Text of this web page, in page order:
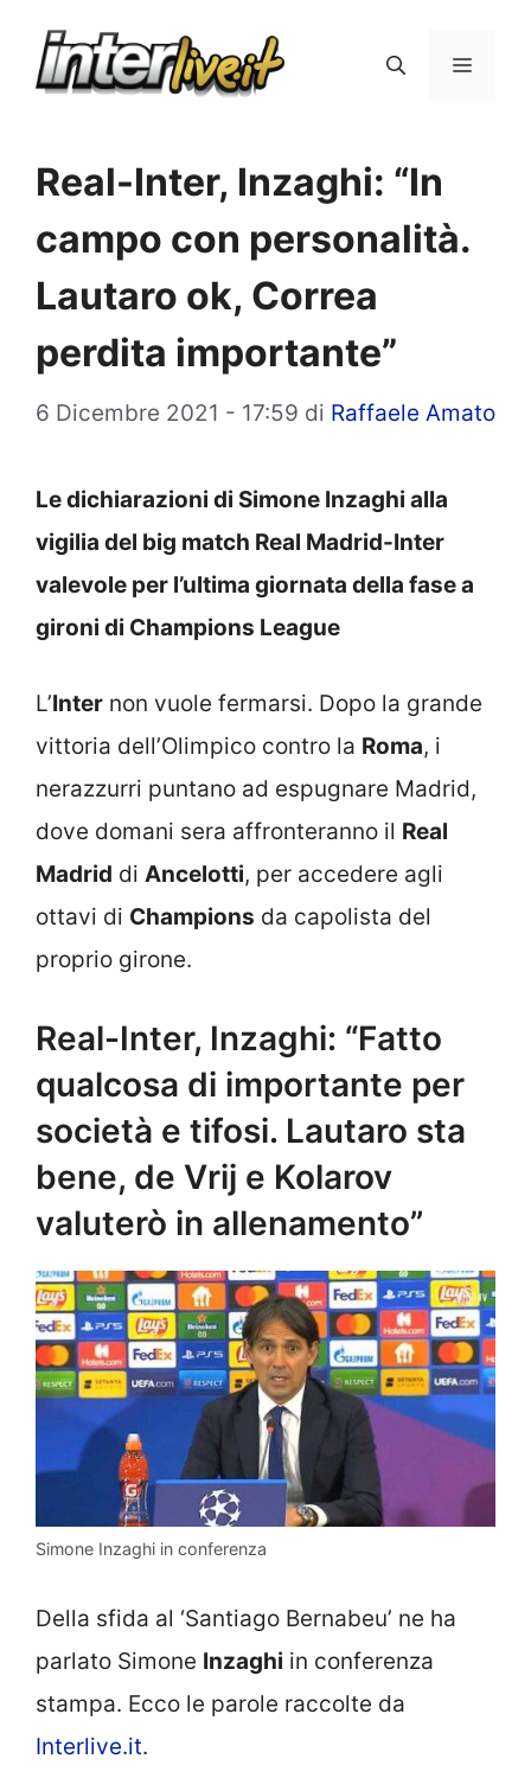
Menu
Real-Inter, Inzaghi: “In
campo con personalità.
Lautaro ok, Correa
perdita importante”
6 Dicembre 2021 - 17:59 di Raffaele Amato
Le dichiarazioni di Simone Inzaghi alla
vigilia del big match Real Madrid-Inter
valevole per l’ultima giornata della fase a
gironi di Champions League
L’Inter non vuole fermarsi. Dopo la grande
vittoria dell’Olimpico contro la Roma, i
nerazzurri puntano ad espugnare Madrid,
dove domani sera affronteranno il Real
Madrid di Ancelotti, per accedere agli
ottavi di Champions da capolista del
proprio girone.
Real-Inter, Inzaghi: “Fatto
qualcosa di importante per
società e tifosi. Lautaro sta
bene, de Vrij e Kolarov
valuterò in allenamento”
Simone Inzaghi in conferenza
Della sfida al ‘Santiago Bernabeu’ ne ha
parlato Simone Inzaghi in conferenza
stampa. Ecco le parole raccolte da
Interlive.it.